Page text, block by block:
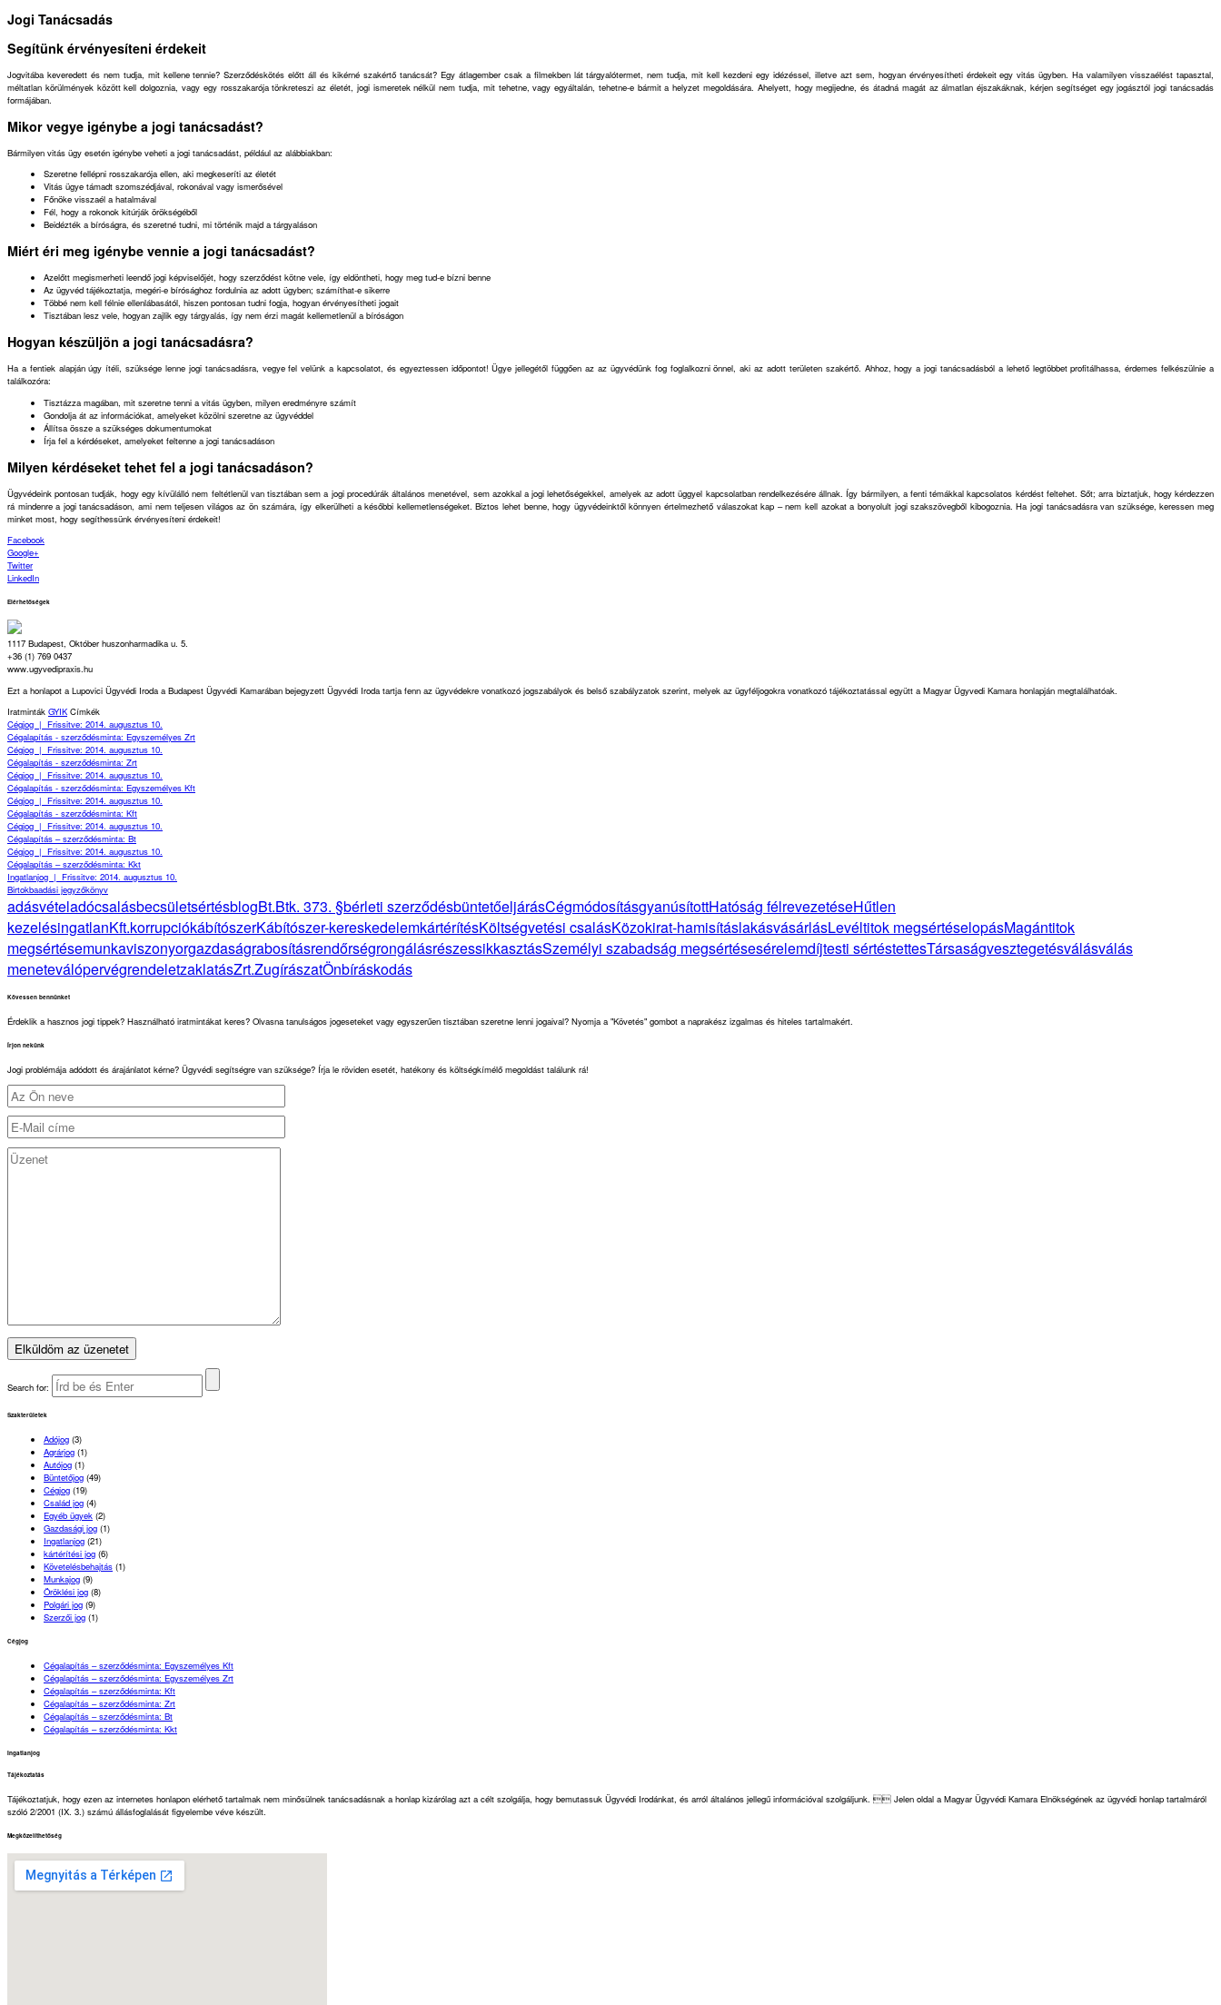
Jogi Tanácsadás
Segítünk érvényesíteni érdekeit
Jogvitába keveredett és nem tudja, mit kellene tennie? Szerződéskötés előtt áll és kikérné szakértő tanácsát? Egy átlagember csak a filmekben lát tárgyalótermet, nem tudja, mit kell kezdeni egy idézéssel, illetve azt sem, hogyan érvényesítheti érdekeit egy vitás ügyben. Ha valamilyen visszaélést tapasztal,
méltatlan körülmények között kell dolgoznia, vagy egy rosszakarója tönkreteszi az életét, jogi ismeretek nélkül nem tudja, mit tehetne, vagy egyáltalán, tehetne-e bármit a helyzet megoldására. Ahelyett, hogy megijedne, és átadná magát az álmatlan éjszakáknak, kérjen segítséget egy jogásztól jogi tanácsadás
formájában.
Mikor vegye igénybe a jogi tanácsadást?
Bármilyen vitás ügy esetén igénybe veheti a jogi tanácsadást, például az alábbiakban:
Szeretne fellépni rosszakarója ellen, aki megkeseríti az életét
Vitás ügye támadt szomszédjával, rokonával vagy ismerősével
Főnöke visszaél a hatalmával
Fél, hogy a rokonok kitúrják örökségéből
Beidézték a bíróságra, és szeretné tudni, mi történik majd a tárgyaláson
Miért éri meg igénybe vennie a jogi tanácsadást?
Azelőtt megismerheti leendő jogi képviselőjét, hogy szerződést kötne vele, így eldöntheti, hogy meg tud-e bízni benne
Az ügyvéd tájékoztatja, megéri-e bírósághoz fordulnia az adott ügyben; számíthat-e sikerre
Többé nem kell félnie ellenlábasától, hiszen pontosan tudni fogja, hogyan érvényesítheti jogait
Tisztában lesz vele, hogyan zajlik egy tárgyalás, így nem érzi magát kellemetlenül a bíróságon
Hogyan készüljön a jogi tanácsadásra?
Ha a fentiek alapján úgy ítéli, szüksége lenne jogi tanácsadásra, vegye fel velünk a kapcsolatot, és egyeztessen időpontot! Ügye jellegétől függően az az ügyvédünk fog foglalkozni önnel, aki az adott területen szakértő. Ahhoz, hogy a jogi tanácsadásból a lehető legtöbbet profitálhassa, érdemes felkészülnie a
találkozóra:
Tisztázza magában, mit szeretne tenni a vitás ügyben, milyen eredményre számít
Gondolja át az információkat, amelyeket közölni szeretne az ügyvéddel
Állítsa össze a szükséges dokumentumokat
Írja fel a kérdéseket, amelyeket feltenne a jogi tanácsadáson
Milyen kérdéseket tehet fel a jogi tanácsadáson?
Ügyvédeink pontosan tudják, hogy egy kívülálló nem feltétlenül van tisztában sem a jogi procedúrák általános menetével, sem azokkal a jogi lehetőségekkel, amelyek az adott üggyel kapcsolatban rendelkezésére állnak. Így bármilyen, a fenti témákkal kapcsolatos kérdést feltehet. Sőt; arra biztatjuk, hogy kérdezzen
rá mindenre a jogi tanácsadáson, ami nem teljesen világos az ön számára, így elkerülheti a későbbi kellemetlenségeket. Biztos lehet benne, hogy ügyvédeinktől könnyen értelmezhető válaszokat kap – nem kell azokat a bonyolult jogi szakszövegből kibogoznia. Ha jogi tanácsadásra van szüksége, keressen meg
minket most, hogy segíthessünk érvényesíteni érdekeit!
Facebook
Google+
Twitter
LinkedIn
Elérhetőségek
1117 Budapest, Október huszonharmadika u. 5.
+36 (1) 769 0437
www.ugyvedipraxis.hu
Ezt a honlapot a Lupovici Ügyvédi Iroda a Budapest Ügyvédi Kamarában bejegyzett Ügyvédi Iroda tartja fenn az ügyvédekre vonatkozó jogszabályok és belső szabályzatok szerint, melyek az ügyféljogokra vonatkozó tájékoztatással együtt a Magyar Ügyvedi Kamara honlapján megtalálhatóak.
Iratminták GYIK Címkék
Cégjog | Frissitve: 2014. augusztus 10.
Cégalapítás - szerződésminta: Egyszemélyes Zrt
Cégjog | Frissitve: 2014. augusztus 10.
Cégalapítás - szerződésminta: Zrt
Cégjog | Frissitve: 2014. augusztus 10.
Cégalapítás - szerződésminta: Egyszemélyes Kft
Cégjog | Frissitve: 2014. augusztus 10.
Cégalapítás - szerződésminta: Kft
Cégjog | Frissitve: 2014. augusztus 10.
Cégalapítás – szerződésminta: Bt
Cégjog | Frissitve: 2014. augusztus 10.
Cégalapítás – szerződésminta: Kkt
Ingatlanjog | Frissitve: 2014. augusztus 10.
Birtokbaadási jegyzőkönyv
adásvételadócsalásbecsületsértésblogBt.Btk. 373. §bérleti szerződésbüntetőeljárásCégmódosításgyanúsítottHatóság félrevezetéseHűtlen
kezelésingatlanKft.korrupciókábítószerKábítószer-kereskedelemkártérítésKöltségvetési csalásKözokirat-hamisításlakásvásárlásLevéltitok megsértéselopásMagántitok
megsértésemunkaviszonyorgazdaságrabosításrendőrségrongálásrészessikkasztásSzemélyi szabadság megsértésesérelemdíjtesti sértéstettesTársaságvesztegetésválásválás
meneteválópervégrendeletzaklatásZrt.ZugírászatÖnbíráskodás
Kövessen bennünket
Érdeklik a hasznos jogi tippek? Használható iratmintákat keres? Olvasna tanulságos jogeseteket vagy egyszerűen tisztában szeretne lenni jogaival? Nyomja a "Követés" gombot a naprakész izgalmas és hiteles tartalmakért.
Írjon nekünk
Jogi problémája adódott és árajánlatot kérne? Ügyvédi segítségre van szüksége? Írja le röviden esetét, hatékony és költségkímélő megoldást találunk rá!
Search for:
Szakterületek
Adójog (3)
Agrárjog (1)
Autójog (1)
Büntetőjog (49)
Cégjog (19)
Család jog (4)
Egyéb ügyek (2)
Gazdasági jog (1)
Ingatlanjog (21)
kártérítési jog (6)
Követelésbehajtás (1)
Munkajog (9)
Öröklési jog (8)
Polgári jog (9)
Szerzői jog (1)
Cégjog
Cégalapítás – szerződésminta: Egyszemélyes Kft
Cégalapítás – szerződésminta: Egyszemélyes Zrt
Cégalapítás – szerződésminta: Kft
Cégalapítás – szerződésminta: Zrt
Cégalapítás – szerződésminta: Bt
Cégalapítás – szerződésminta: Kkt
Ingatlanjog
Tájékoztatás
Tájékoztatjuk, hogy ezen az internetes honlapon elérhető tartalmak nem minősülnek tanácsadásnak a honlap kizárólag azt a célt szolgálja, hogy bemutassuk Ügyvédi Irodánkat, és arról általános jellegű információval szolgáljunk.  Jelen oldal a Magyar Ügyvédi Kamara Elnökségének az ügyvédi honlap tartalmáról
szóló 2/2001 (IX. 3.) számú állásfoglalását figyelembe véve készült.
Megközelíthetőség